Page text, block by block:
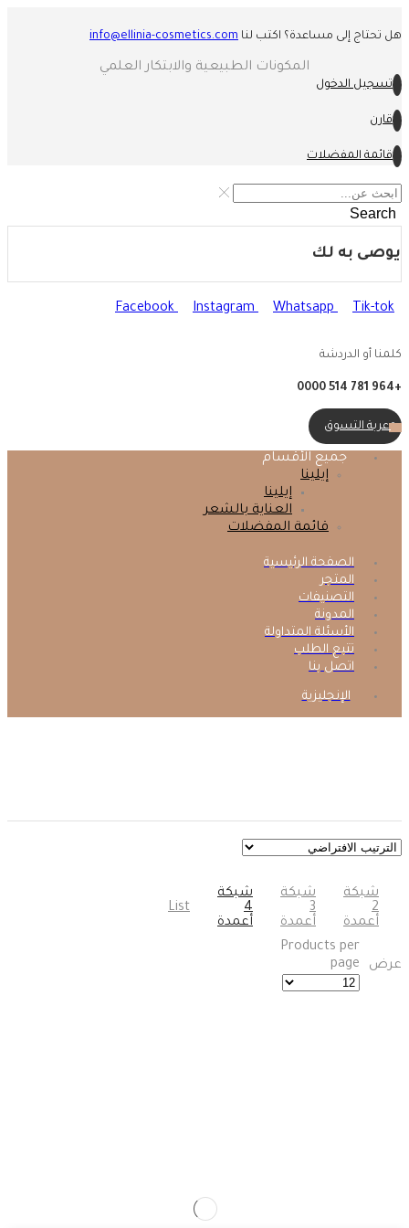
هل تحتاج إلى مساعدة؟ اكتب لنا info@ellinia-cosmetics.com
المكونات الطبيعية والابتكار العلمي
تسجيل الدخول
قارن
قائمة المفضلات
Search
يوصى به لك
Facebook Instagram Whatsapp Tik-tok
كلمنا أو الدردشة
+964 781 514 0000
عربة التسوق
جميع الأقسام
إيلينا
إيلينا
العناية بالشعر
قائمة المفضلات
الصفحة الرئيسية
المتجر
التصنيفات
المدونة
الأسئلة المتداولة
تتبع الطلب
اتصل بنا
الإنجليزية
شبكة
2
أعمدة
شبكة
3
أعمدة
شبكة
4
أعمدة
List
عرض
Products per
page